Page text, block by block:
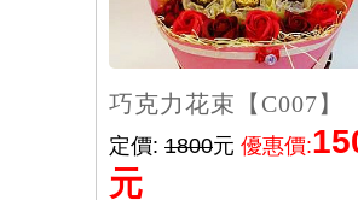
巧克力花束【C007】
定價: 1800元 優惠價:
元